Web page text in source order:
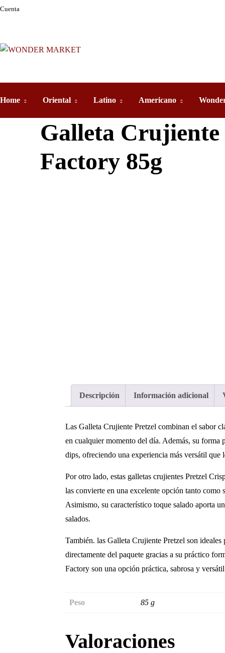
Cuenta
Home Oriental Latino Americano
Galleta Crujiente
Factory 85g
Descripción Información adicional
Las Galleta Crujiente Pretzel combinan el sabor
en cualquier momento del día. Además, su forma
dips, ofreciendo una experiencia más versátil que
Por otro lado, estas galletas crujientes Pretzel
las convierte en una excelente opción tanto
Asimismo, su característico toque salado aporta
salados.
También. las Galleta Crujiente Pretzel son
directamente del paquete gracias a su práctico
Factory son una opción práctica, sabrosa y
Peso 85 g
Valoraciones